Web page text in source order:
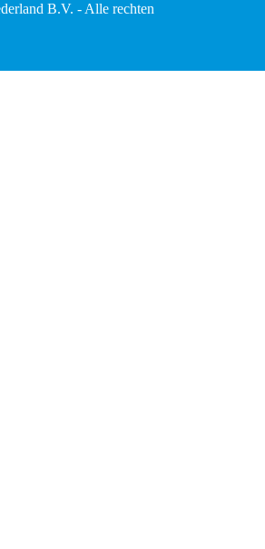
B.V. - Alle rechten